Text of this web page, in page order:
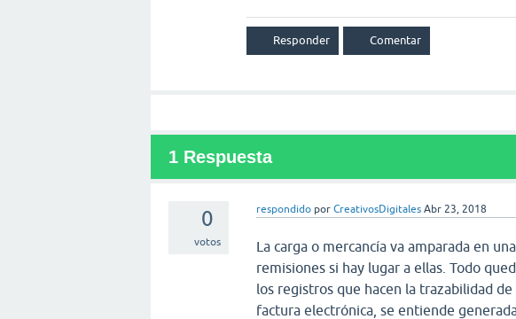
1 Respuesta
0
votos
respondido porCreativosDigitales Abr 23, 2018
La carga o mercancía va amparada en
remisiones si hay lugar a ellas. Todo
los registros que hacen la trazabilidad
factura electrónica, se entiende